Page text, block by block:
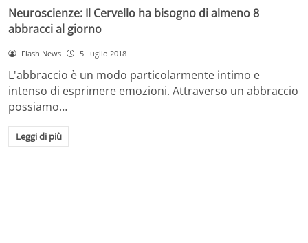
Neuroscienze: Il Cervello ha bisogno di almeno 8
abbracci al giorno
Flash News 5 Luglio 2018
L'abbraccio è un modo particolarmente intimo e
intenso di esprimere emozioni. Attraverso un abbraccio
possiamo…
Leggi di più